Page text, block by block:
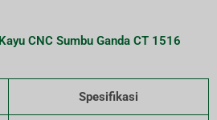
CNC Sumbu Ganda CT 1516
Spesifikasi